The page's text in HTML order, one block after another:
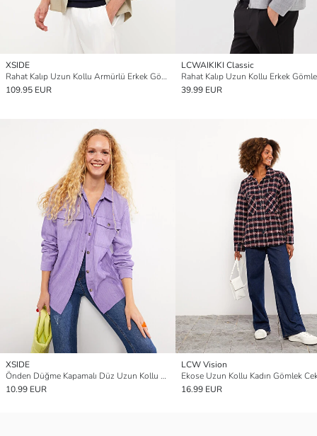
XSIDE
Rahat Kalıp Uzun Kollu Armürlü Erkek Gömlek Ceket
109.95 EUR
LCWAIKIKI Classic
Rahat Kalıp Uzun Kollu Erkek
39.99 EUR
XSIDE
Önden Düğme Kapamalı Düz Uzun Kollu Kadife Kadın Gömlek Ceket
10.99 EUR
LCW Vision
Ekose Uzun Kollu Kadın Gömlek
16.99 EUR